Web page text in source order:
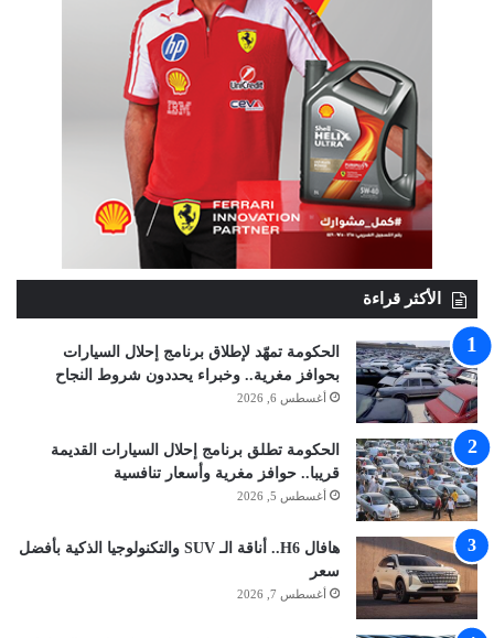
الأكثر قراءة
الحكومة تمهّد لإطلاق برنامج إحلال السيارات
بحوافز مغرية.. وخبراء يحددون شروط النجاح
أغسطس 6, 2026
الحكومة تطلق برنامج إحلال السيارات القديمة
قريبا.. حوافز مغرية وأسعار تنافسية
أغسطس 5, 2026
هافال H6.. أناقة الـ SUV والتكنولوجيا الذكية بأفضل
سعر
أغسطس 7, 2026